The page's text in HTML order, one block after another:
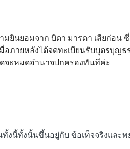
มยินยอมจาก บิดา มารดา เสียก่อน
อภายหลังได้จดทะเบียนรับบุตรบุญ
จะหมดอำนาจปกครองทันทีค่ะ
ทั้งนี้ทั้งนั้นขึ้นอยู่กับ ข้อเท็จจริงแล